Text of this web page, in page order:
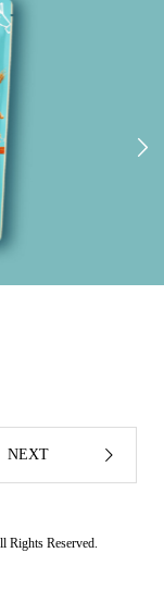

NEXT
Reserved.